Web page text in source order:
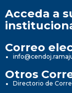
Acceda a
Correo
Otros
Directorio de